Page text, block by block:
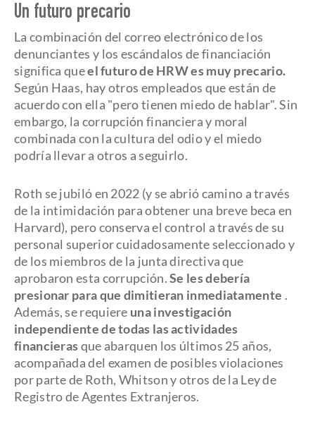
Un futuro precario
La combinación del correo electrónico de los
denunciantes y los escándalos de financiación
significa queel futuro de HRW es muy precario.
Según Haas, hay otros empleados que están de
acuerdo con ella "pero tienen miedo de hablar". Sin
embargo, la corrupción financiera y moral
combinada con la cultura del odio y el miedo
podría llevar a otros a seguirlo.
Roth se jubiló en 2022 (y se abrió camino a través
de la intimidación para obtener una breve beca en
Harvard), pero conserva el control a través de su
personal superior cuidadosamente seleccionado y
de los miembros de la junta directiva que
aprobaron esta corrupción.Se les debería
presionar para que dimitieran inmediatamente .
Además, se requiere una investigación
independiente de todas las actividades
financierasque abarquen los últimos 25 años,
acompañada del examen de posibles violaciones
por parte de Roth, Whitson y otros de la Ley de
Registro de Agentes Extranjeros.